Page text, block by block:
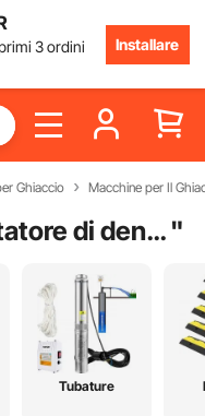
3 ordini
Installare
Ghiaccio Macchine per Il
macchina contatore di denaro "
Tubature